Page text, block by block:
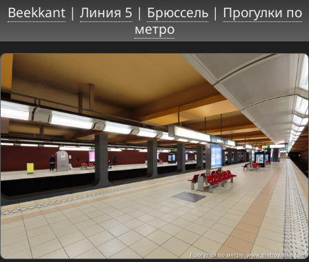
Beekkant| Линия 5 | Брюссель| Прогулки по
метро